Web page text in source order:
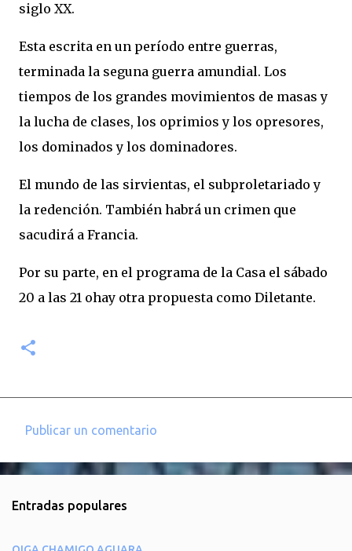
siglo XX.
Esta escrita en un período entre guerras,
terminada la seguna guerra amundial. Los
tiempos de los grandes movimientos de masas y
la lucha de clases, los oprimios y los opresores,
los dominados y los dominadores.
El mundo de las sirvientas, el subproletariado y
la redención. También habrá un crimen que
sacudirá a Francia.
Por su parte, en el programa de la Casa el sábado
20 a las 21 ohay otra propuesta como Diletante.
o
e
Publicar un comentario
Entradas populares